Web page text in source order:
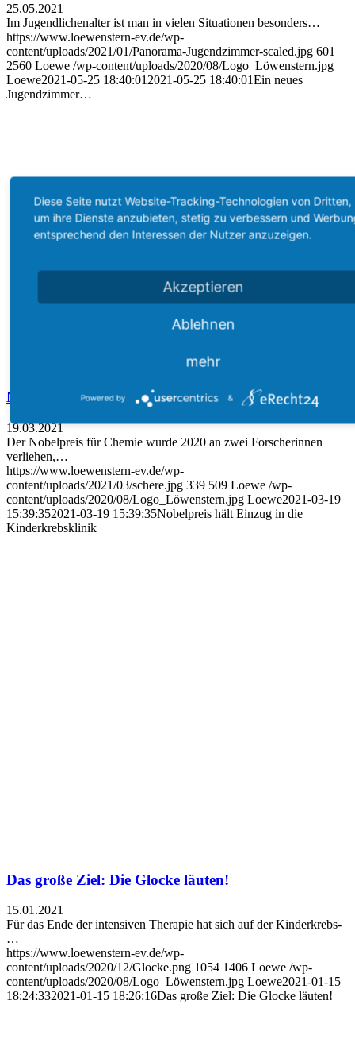
25.05.2021
Im Jugendlichenalter ist man in vielen Situationen besonders…
https://www.loewenstern-ev.de/wp-
content/uploads/2021/01/Panorama-Jugendzimmer-scaled.jpg 601
2560 Loewe /wp-content/uploads/2020/08/Logo_Löwenstern.jpg
Loewe2021-05-25 18:40:01 2021-05-25 18:40:01Ein neues
Jugendzimmer…
Nobelpreis hält Einzug in die Kinderkrebsklinik
19.03.2021
Der Nobelpreis für Chemie wurde 2020 an zwei Forscherinnen
verliehen,…
https://www.loewenstern-ev.de/wp-
content/uploads/2021/03/schere.jpg 339 509 Loewe /wp-
content/uploads/2020/08/Logo_Löwenstern.jpg Loewe2021-03-19
15:39:352021-03-19 15:39:35Nobelpreis hält Einzug in die
Kinderkrebsklinik
Das große Ziel: Die Glocke läuten!
15.01.2021
Für das Ende der intensiven Therapie hat sich auf der Kinderkrebs-
…
https://www.loewenstern-ev.de/wp-
content/uploads/2020/12/Glocke.png 1054 1406 Loewe /wp-
content/uploads/2020/08/Logo_Löwenstern.jpg Loewe2021-01-15
18:24:332021-01-15 18:26:16Das große Ziel: Die Glocke läuten!
Diese Seite nutzt Website-Tracking-Technologien von Dritten,
um ihre Dienste anzubieten, stetig zu verbessern und
entsprechend den Interessen der Nutzer anzuzeigen.
Akzeptieren
Ablehnen
mehr
Powered by &